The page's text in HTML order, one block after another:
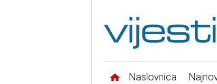
Naslovnica